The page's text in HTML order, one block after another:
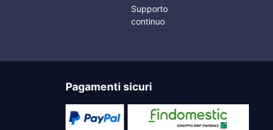
Supporto
continuo
Pagamenti sicuri